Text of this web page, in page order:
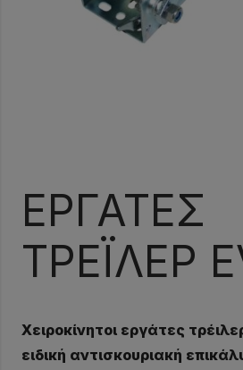
ΕΡΓΑΤΕΣ
ΤΡΕΪΛΕΡ
Χειροκίνητοι εργάτες
ειδική αντισκουριακή